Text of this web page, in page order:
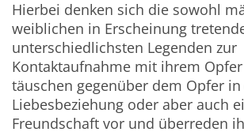
Hierbei denken sich die sowohl
weiblichen in Erscheinung
unterschiedlichsten Legenden zur
Kontaktaufnahme mit ihrem
täuschen gegenüber dem Opfer
Liebesbeziehung oder aber auch
Freundschaft vor und überreden